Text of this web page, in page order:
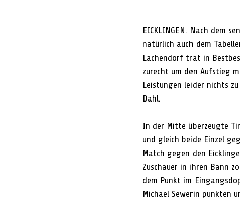
EICKLINGEN. Nach dem
natürlich auch dem
Lachendorf trat in
zurecht um den Aufstieg
Leistungen leider nichts
Dahl.
In der Mitte überzeugte
und gleich beide Einzel
Match gegen den
Zuschauer in ihren Bann
dem Punkt im
Michael Sewerin punkten